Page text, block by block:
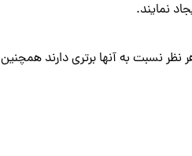
نمایند.
نظر نسبت به آنها برتری دارند همچنین